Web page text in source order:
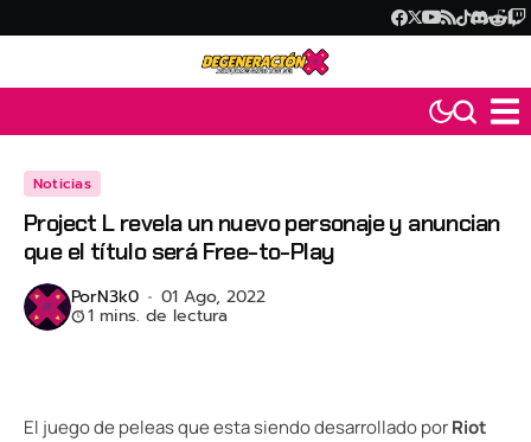
Noticias
Project L revela un nuevo personaje y anuncian
que el título será Free-to-Play
PorN3k0 01 Ago, 2022
1 mins. de lectura
El juego de peleas que esta siendo desarrollado porRiot